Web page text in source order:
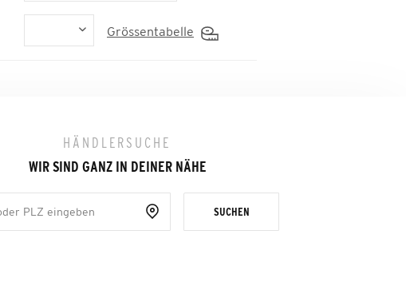
Grössentabelle
HÄNDLERSUCHE
WIR SIND GANZ IN DEINER NÄHE
SUCHEN